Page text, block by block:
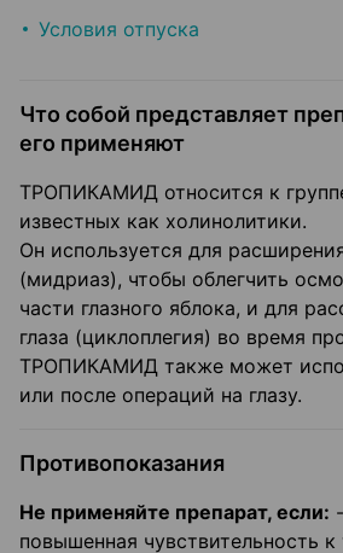
Условия отпуска
Что собой представляет
его применяют
ТРОПИКАМИД относится к
известных как холинолитики.
Он используется для
(мидриаз), чтобы облегчить
части глазного яблока, и для
глаза (циклоплегия) во время
ТРОПИКАМИД также может
или после операций на глазу.
Противопоказания
Не применяйте препарат, если:
повышенная чувствительность